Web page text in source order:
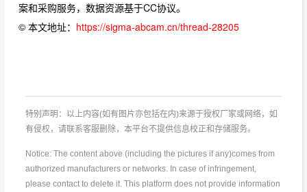
案和采购服务，数据资源基于CC协议。
© 本文地址： https://sigma-abcam.cn/thread-28205
特别声明：以上内容(如有图片亦包括在内)来源于授权厂家或网络，如
有侵权，请联系客服删除，本平台不提供信息校正和存储服务。
Notice: The content above (including the pictures if any)comes from
authorized manufacturers or networks. In case of infringement,
please contact to delete it. This platform does not provide information